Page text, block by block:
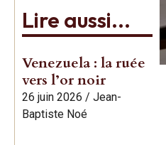
Lire aussi...
Venezuela : la ruée
vers l’or noir
26 juin 2026 / Jean-
Baptiste Noé